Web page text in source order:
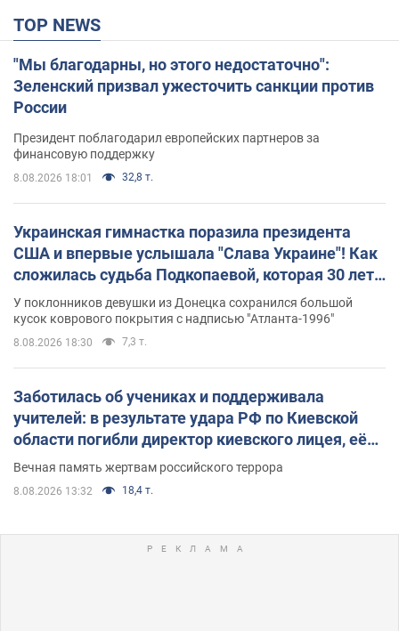
TOP NEWS
"Мы благодарны, но этого недостаточно":
Зеленский призвал ужесточить санкции против
России
Президент поблагодарил европейских партнеров за
финансовую поддержку
8.08.2026 18:01 32,8 т.
Украинская гимнастка поразила президента
США и впервые услышала "Слава Украине"! Как
сложилась судьба Подкопаевой, которая 30 лет
назад завоевала "золото" Олимпиады
У поклонников девушки из Донецка сохранился большой
кусок коврового покрытия с надписью "Атланта-1996"
8.08.2026 18:30 7,3 т.
Заботилась об учениках и поддерживала
учителей: в результате удара РФ по Киевской
области погибли директор киевского лицея, её
муж и внук
Вечная память жертвам российского террора
8.08.2026 13:32 18,4 т.